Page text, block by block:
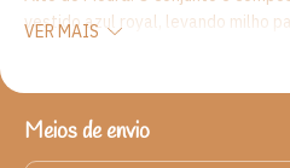
vestido azul royal, levando milho
galinha caipira recebe diferentes
VER MAIS
ENTREGAS PARA O CEP:
Meios de envio